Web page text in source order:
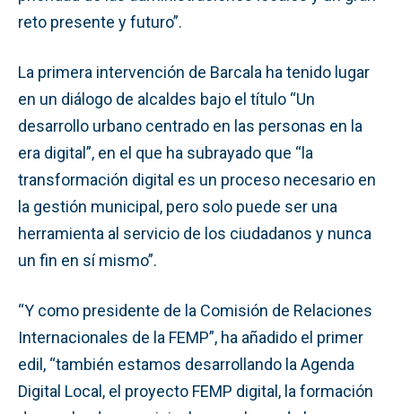
reto presente y futuro”.
La primera intervención de Barcala ha tenido lugar
en un diálogo de alcaldes bajo el título “Un
desarrollo urbano centrado en las personas en la
era digital”, en el que ha subrayado que “la
transformación digital es un proceso necesario en
la gestión municipal, pero solo puede ser una
herramienta al servicio de los ciudadanos y nunca
un fin en sí mismo”.
“Y como presidente de la Comisión de Relaciones
Internacionales de la FEMP”, ha añadido el primer
edil, “también estamos desarrollando la Agenda
Digital Local, el proyecto FEMP digital, la formación